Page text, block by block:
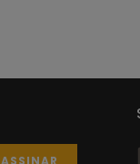
ASSINAR